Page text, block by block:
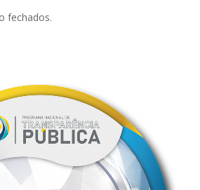
fechados.